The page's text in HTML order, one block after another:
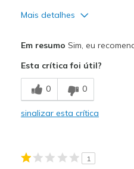
Mais detalhes
Stylish
Melhores utilizações
Casual Wear
Sizing
Feels true
Em resumo Sim, eu
Esta crítica foi útil?
0 0
sinalizar esta crítica
1